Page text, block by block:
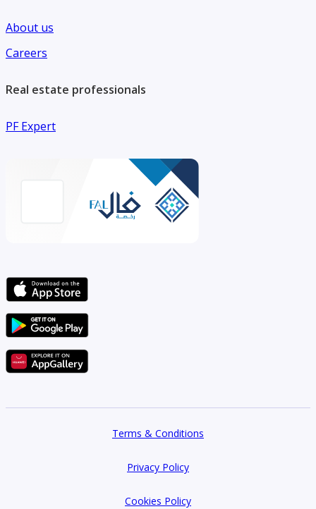
About us
Careers
Real estate professionals
PF Expert
Terms & Conditions
Privacy Policy
Cookies Policy